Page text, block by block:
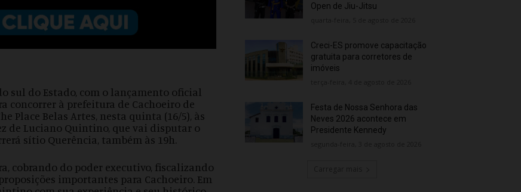
sul do Estado, com o lançamento oficial
concorrer à prefeitura de Cachoeiro de
Place Belas Artes, nesta quinta (16/5), às
de Luciano Quintino, que vai disputar o
sítio Querência, também às 19h.
cobrando do poder executivo, fiscalizando
importantes para Cachoeiro. Em
Open de Jiu-Jitsu
Creci-ES promove capacitação
gratuita para corretores de
imóveis
Festa de Nossa Senhora das
Neves 2026 acontece em
Presidente Kennedy